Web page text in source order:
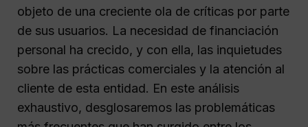
objeto de una creciente ola de críticas por parte
de sus usuarios. La necesidad de financiación
personal ha crecido, y con ella, las inquietudes
sobre las prácticas comerciales y la atención al
cliente de esta entidad. En este análisis
exhaustivo, desglosaremos las problemáticas